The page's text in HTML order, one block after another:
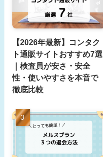
【2026年最新】コンタク
ト通販サイトおすすめ7選
｜検査員が安さ・安全
性・使いやすさを本音で
徹底比較